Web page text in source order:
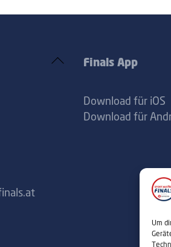
Um
Back
Finals App
Download für iOS
Download für